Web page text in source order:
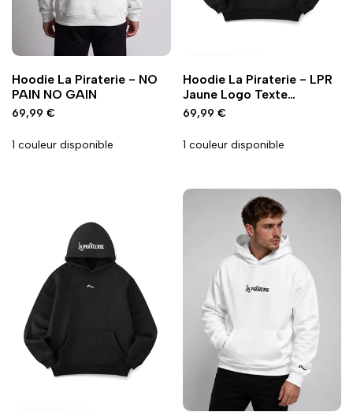
à
la
wishlist
à
la
comparaison
Vue
rapide
Hoodie La Piraterie - NO
PAIN NO GAIN
Prix
69,99 €
1 couleur disponible
à
la
wishlist
à
la
comparaison
Vue
rapide
Hoodie La Piraterie - LPR
Jaune Logo Texte
Capuche
Prix
69,99 €
1 couleur disponible